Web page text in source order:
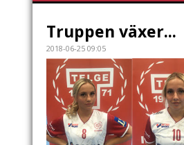
Truppen växer...
2018-06-25 09:05